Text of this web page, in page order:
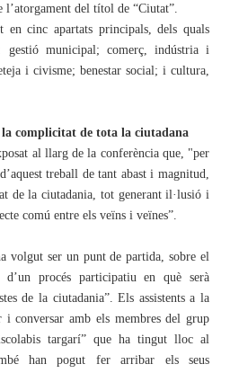
l’atorgament del títol de “Ciutat”.
en cinc apartats principals, dels quals
gestió municipal; comerç, indústria i
i civisme; benestar social; i cultura,
la complicitat de tota la ciutadana
al llarg de la conferència que, "per
treball de tant abast i magnitud,
de la ciutadania, tot generant il·lusió i
comú entre els veïns i veïnes”.
volgut ser un punt de partida, sobre el
d’un procés participatiu en què serà
de la ciutadania”. Els assistents a la
i conversar amb els membres del grup
targarí” que ha tingut lloc al
han pogut fer arribar els seus